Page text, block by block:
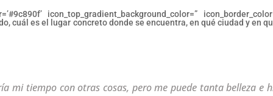
icon_top_gradient_background_color=”
cuál es el lugar concreto donde se encuentra, en qué ciudad y en
mi tiempo con otras cosas, pero me puede tanta belleza e